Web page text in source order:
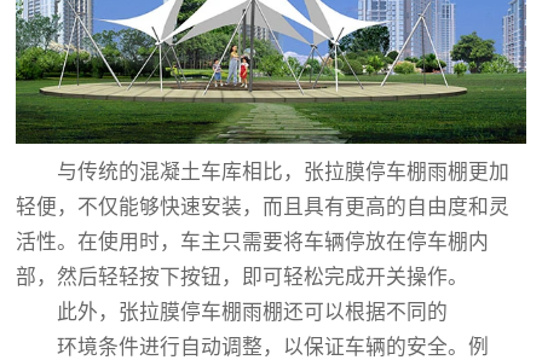
与传统的混凝土车库相比，张拉膜停车棚雨棚更加
轻便，不仅能够快速安装，而且具有更高的自由度和灵
活性。在使用时，车主只需要将车辆停放在停车棚内
部，然后轻轻按下按钮，即可轻松完成开关操作。
此外，张拉膜停车棚雨棚还可以根据不同的
环境条件进行自动调整，以保证车辆的安全。例